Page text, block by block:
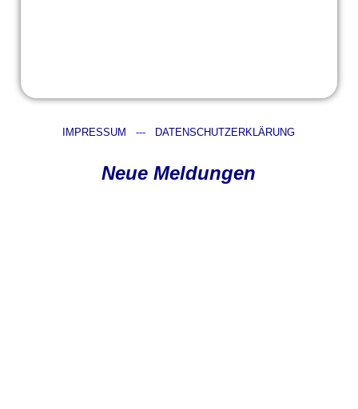
IMPRESSUM --- DATENSCHUTZERKLÄRUNG
Neue Meldungen